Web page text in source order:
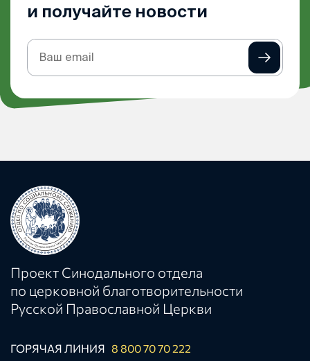
и получайте новости
Подписка
на
Проект Синодального отдела
по церковной благотворительности
Русской Православной Церкви
ГОРЯЧАЯ ЛИНИЯ 8 800 70 70 222